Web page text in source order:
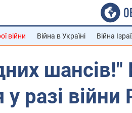
війни Війна в Україні Війна
шансів!"
разі війни